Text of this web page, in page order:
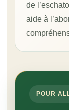
de
aide à
POUR